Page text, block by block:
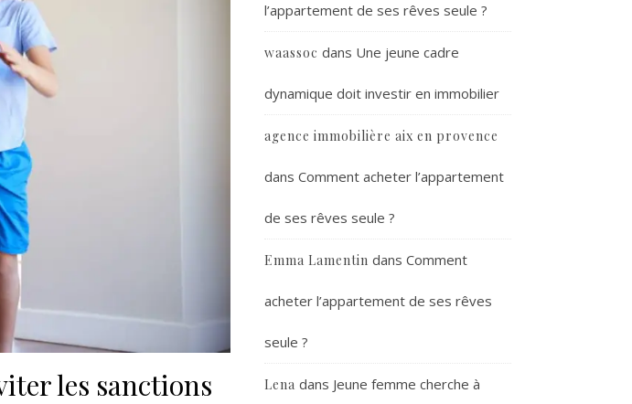
les sanctions
l’appartement de ses rêves seule ?
waassoc dans Une jeune cadre
dynamique doit investir en immobilier
agence immobilière aix en provence
dans Comment acheter l’appartement
de ses rêves seule ?
Emma Lamentin dans Comment
acheter l’appartement de ses rêves
seule ?
Lena dans Jeune femme cherche à